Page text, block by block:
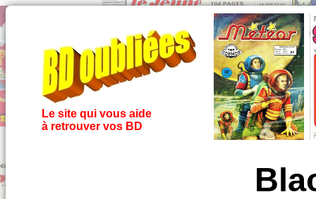
Le site qui vous aide
à retrouver vos BD